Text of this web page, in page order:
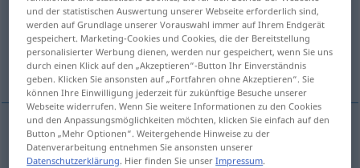
Übersicht aller Übersetzungen
(Für mehr Details die Übersetzung anklicken/antippen)
Ferdinand
Ferdinandm Fernando
und der statistischen Auswertung unserer Webseite erforderlich sind,
werden auf Grundlage unserer Vorauswahl immer auf Ihrem Endgerät
gespeichert. Marketing-Cookies und Cookies, die der Bereitstellung
personalisierter Werbung dienen, werden nur gespeichert, wenn Sie uns
durch einen Klick auf den „Akzeptieren“-Button Ihr Einverständnis
geben. Klicken Sie ansonsten auf „Fortfahren ohne Akzeptieren“. Sie
können Ihre Einwilligung jederzeit für zukünftige Besuche unserer
Webseite widerrufen. Wenn Sie weitere Informationen zu den Cookies
und den Anpassungsmöglichkeiten möchten, klicken Sie einfach auf den
Button „Mehr Optionen“. Weitergehende Hinweise zu der
Datenverarbeitung entnehmen Sie ansonsten unserer
Datenschutzerklärung. Hier finden Sie unserImpressum.